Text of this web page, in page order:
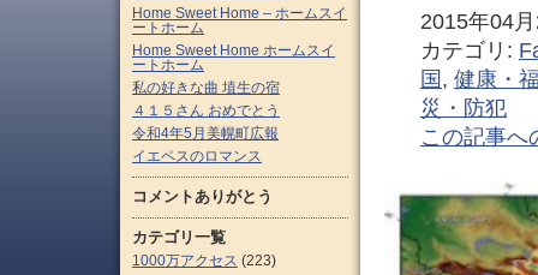
2015年04
カテゴリ:
国 , 健康・
災・防犯
この記事へ
Home Sweet Home – ホームスイ
ートホーム
Home Sweet Home ホームスイ
ートホーム
私の好きな曲 埴生の宿
４１５さん おめでとう
令和4年5月美幌町広報
イエペスのロマンス
コメントありがとう
カテゴリ一覧
1000万アクセス (223)